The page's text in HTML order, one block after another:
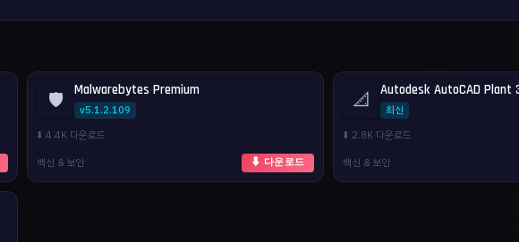
🛡️ Malwarebytes Premium
v5.1.2.109
⬇️ 4.4K 다운로드
백신 & 보안
⬇ 다운로드
📐 Autodesk AutoCAD Plant
최신
⬇️ 2.8K 다운로드
백신 & 보안